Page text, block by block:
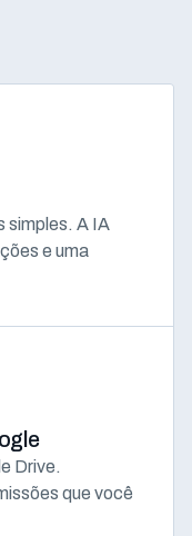
simples. A IA
e uma
Drive.
que você